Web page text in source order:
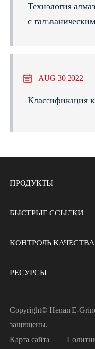
Технология
с
AUG 30 2022
Классификация
ПРОДУКТЫ
БЫСТРЫЕ ССЫЛКИ
КОНТРОЛЬ КАЧЕСТВА
РЕСУРСЫ
Copyright© Henan E-
защищены.
Карта сайта
|